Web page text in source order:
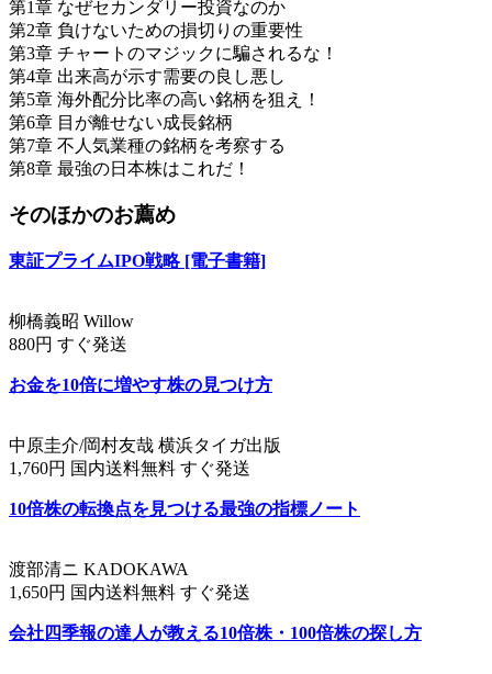
第1章 なぜセカンダリー投資なのか
第2章 負けないための損切りの重要性
第3章 チャートのマジックに騙されるな！
第4章 出来高が示す需要の良し悪し
第5章 海外配分比率の高い銘柄を狙え！
第6章 目が離せない成長銘柄
第7章 不人気業種の銘柄を考察する
第8章 最強の日本株はこれだ！
そのほかのお薦め
東証プライムIPO戦略 [電子書籍]
柳橋義昭 Willow
880円 すぐ発送
お金を10倍に増やす株の見つけ方
中原圭介/岡村友哉 横浜タイガ出版
1,760円 国内送料無料 すぐ発送
10倍株の転換点を見つける最強の指標ノート
渡部清ニ KADOKAWA
1,650円 国内送料無料 すぐ発送
会社四季報の達人が教える10倍株・100倍株の探し方